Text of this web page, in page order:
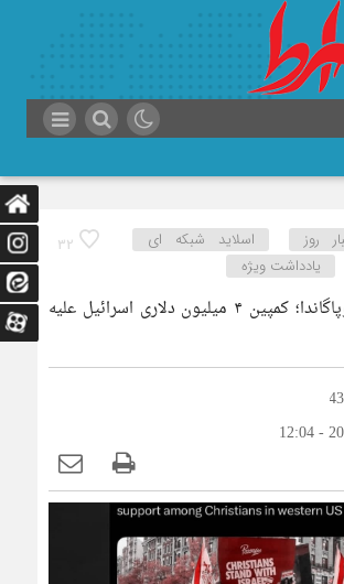
32 روز
اسلاید شبکه ای
یادداشت ویژه
مسیحیت و پروپاگاندا؛ کمپین ۴ میلیون دلاری اسرائیل علیه